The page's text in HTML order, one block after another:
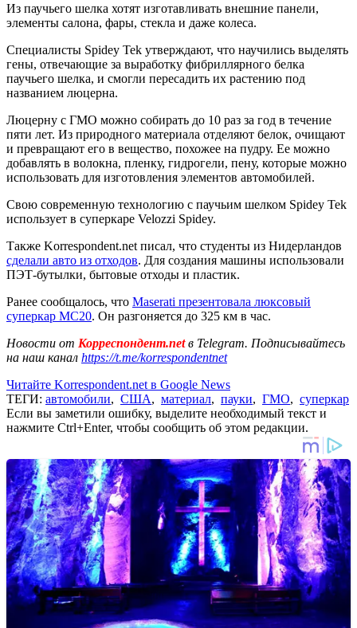
Из паучьего шелка хотят изготавливать внешние панели,
элементы салона, фары, стекла и даже колеса.
Специалисты Spidey Tek утверждают, что научились выделять
гены, отвечающие за выработку фибриллярного белка
паучьего шелка, и смогли пересадить их растению под
названием люцерна.
Люцерну с ГМО можно собирать до 10 раз за год в течение
пяти лет. Из природного материала отделяют белок, очищают
и превращают его в вещество, похожее на пудру. Ее можно
добавлять в волокна, пленку, гидрогели, пену, которые можно
использовать для изготовления элементов автомобилей.
Свою современную технологию с паучьим шелком Spidey Tek
использует в суперкаре Velozzi Spidey.
Также Korrespondent.net писал, что студенты из Нидерландов
сделали авто из отходов. Для создания машины использовали
ПЭТ-бутылки, бытовые отходы и пластик.
Ранее сообщалось, что Maserati презентовала люксовый
суперкар MC20. Он разгоняется до 325 км в час.
Новости от Корреспондент.netв Telegram. Подписывайтесь
на наш канал https://t.me/korrespondentnet
Читайте Korrespondent.net в Google News
ТЕГИ: автомобили, США, материал, пауки, ГМО, суперкар
Если вы заметили ошибку, выделите необходимый текст и
нажмите Ctrl+Enter, чтобы сообщить об этом редакции.